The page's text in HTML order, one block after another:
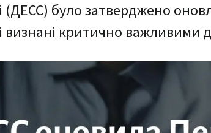
(ДЕСС) було затверджено
визнані критично